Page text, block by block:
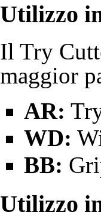
Utilizzo
Il Try
maggior
AR:
WD:
BB:
Utilizzo